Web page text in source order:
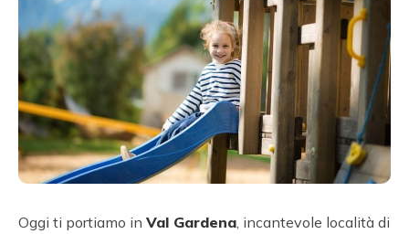
Oggi ti portiamo in Val Gardena, incantevole località di